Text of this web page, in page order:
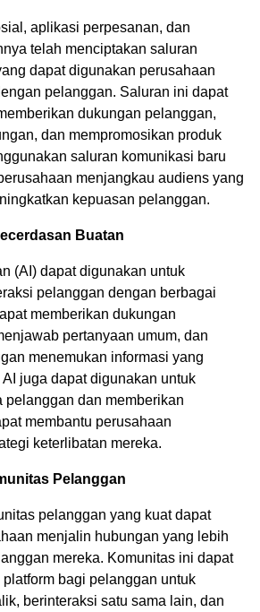
aplikasi perpesanan, dan
telah menciptakan saluran
dapat digunakan perusahaan
pelanggan. Saluran ini dapat
dukungan pelanggan,
dan mempromosikan produk
saluran komunikasi baru
menjangkau audiens yang
kepuasan pelanggan.
Buatan
(AI) dapat digunakan untuk
pelanggan dengan berbagai
memberikan dukungan
pertanyaan umum, dan
menemukan informasi yang
juga dapat digunakan untuk
pelanggan dan memberikan
membantu perusahaan
keterlibatan mereka.
Pelanggan
pelanggan yang kuat dapat
menjalin hubungan yang lebih
mereka. Komunitas ini dapat
bagi pelanggan untuk
berinteraksi satu sama lain, dan